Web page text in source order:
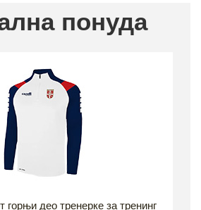
понуда
део тренерке за тренинг